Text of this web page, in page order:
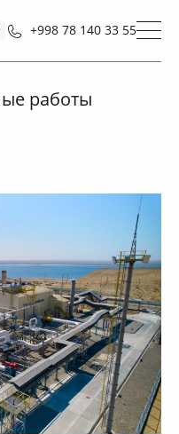
+998 78 140 33 55
работы